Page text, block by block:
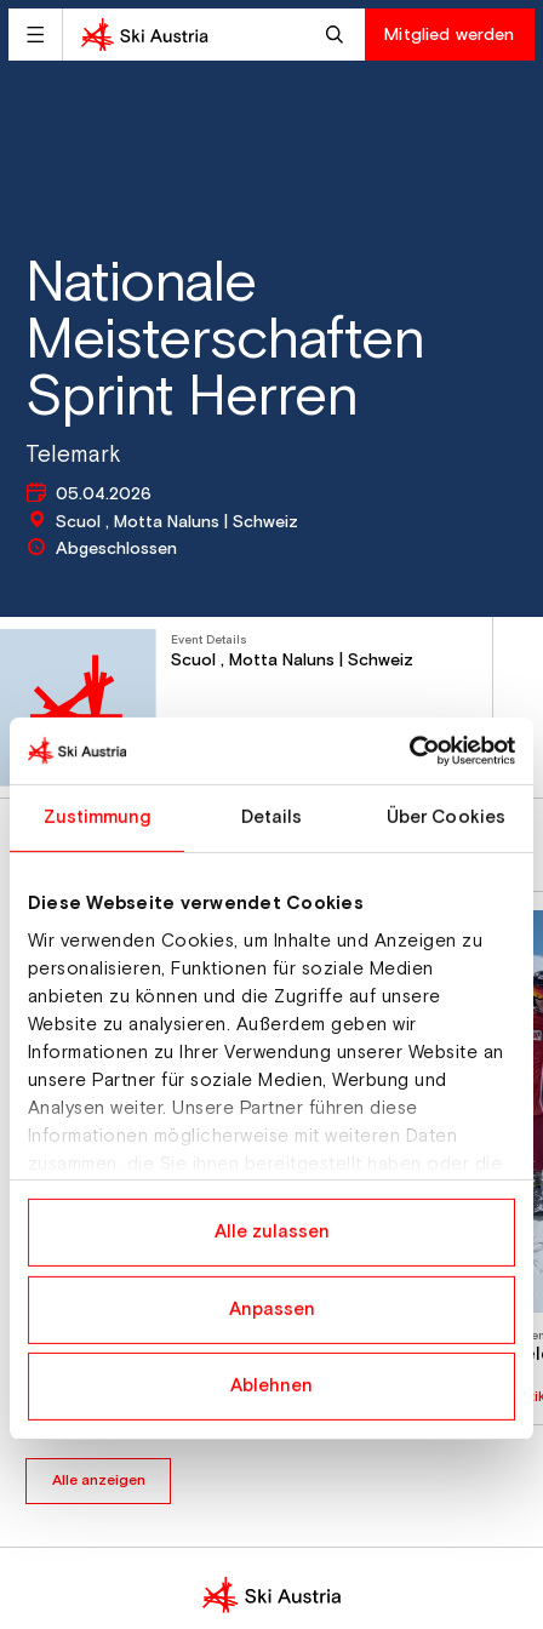
Zustimmung Details Über Cookies
Diese Webseite verwendet Cookies
Wir verwenden Cookies, um Inhalte und Anzeigen zu
personalisieren, Funktionen für soziale Medien
anbieten zu können und die Zugriffe auf unsere
Website zu analysieren. Außerdem geben wir
Informationen zu Ihrer Verwendung unserer Website an
unsere Partner für soziale Medien, Werbung und
Analysen weiter. Unsere Partner führen diese
Informationen möglicherweise mit weiteren Daten
Alle zulassen
Anpassen
Ablehnen
Mitglied werden
Nationale
Meisterschaften
Sprint Herren
Telemark
05.04.2026
Scuol , Motta Naluns | Schweiz
Abgeschlossen
Event Details
Scuol , Motta Naluns | Schweiz
ÖM: Premierentitel für Stefan Dietrich
Alle anzeigen